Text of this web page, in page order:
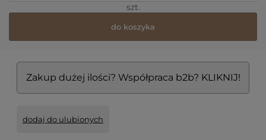
szt.
do koszyka
Zakup dużej ilości? Współpraca b2b? KLIKNIJ!
dodaj do ulubionych